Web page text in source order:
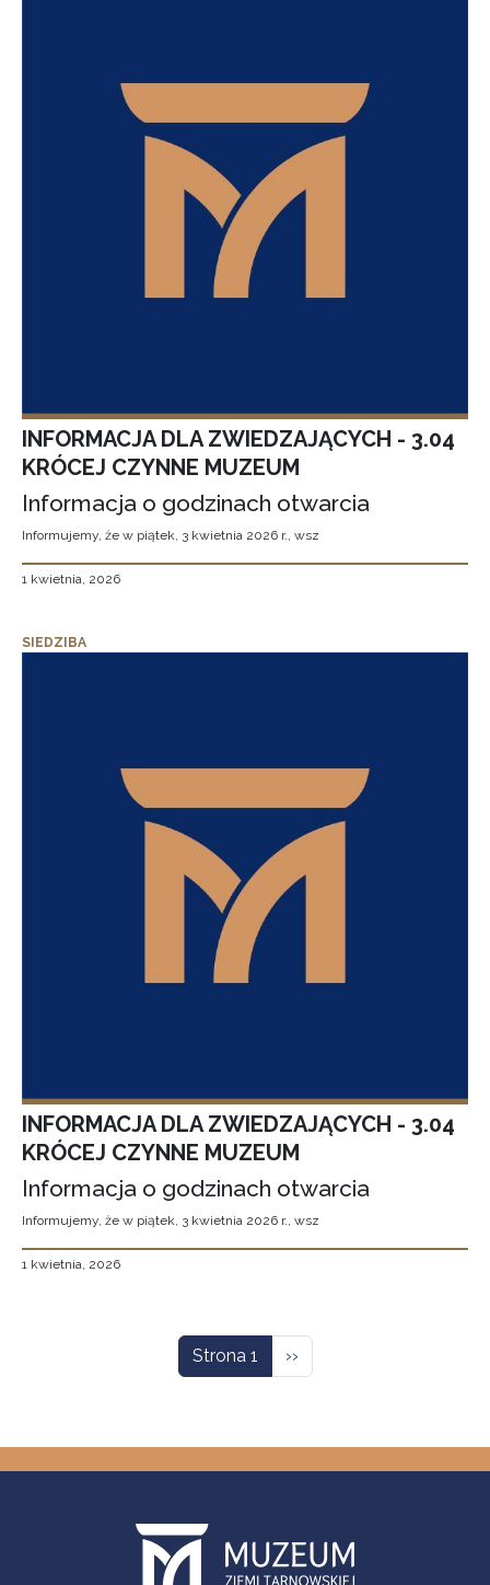
INFORMACJA DLA ZWIEDZAJĄCYCH - 3.04
KRÓCEJ CZYNNE MUZEUM
Informacja o godzinach otwarcia
Informujemy, że w piątek, 3 kwietnia 2026 r., wsz
1 kwietnia, 2026
SIEDZIBA
INFORMACJA DLA ZWIEDZAJĄCYCH - 3.04
KRÓCEJ CZYNNE MUZEUM
Informacja o godzinach otwarcia
Informujemy, że w piątek, 3 kwietnia 2026 r., wsz
1 kwietnia, 2026
Strona 1 Następna strona
››